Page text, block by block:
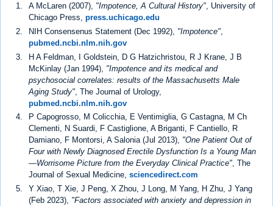
A McLaren (2007), "Impotence, A Cultural History" , University of
Chicago Press, press.uchicago.edu
NIH Consensenus Statement (Dec 1992), "Impotence"
pubmed.ncbi.nlm.nih.gov
H A Feldman, I Goldstein, D G Hatzichristou, R J Krane, J B
McKinlay (Jan 1994), "Impotence and its medical and
psychosocial correlates: results of the Massachusetts Male
Aging Study" , The Journal of Urology,
pubmed.ncbi.nlm.nih.gov
P Capogrosso, M Colicchia, E Ventimiglia, G Castagna, M Ch
Clementi, N Suardi, F Castiglione, A Briganti, F Cantiello, R
Damiano, F Montorsi, A Salonia (Jul 2013), "One Patient Out of
Four with Newly Diagnosed Erectile Dysfunction Is a Young Man
—Worrisome Picture from the Everyday Clinical Practice", The
Journal of Sexual Medicine, sciencedirect.com
Y Xiao, T Xie, J Peng, X Zhou, J Long, M Yang, H Zhu, J Yang
(Feb 2023), "Factors associated with anxiety and depression in